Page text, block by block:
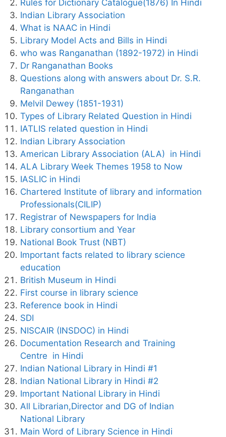
Rules for Dictionary Catalogue(1876) In Hindi
Indian Library Association
What is NAAC in Hindi
Library Model Acts and Bills in Hindi
who was Ranganathan (1892-1972) in Hindi
Dr Ranganathan Books
Questions along with answers about Dr. S.R.
Ranganathan
Melvil Dewey (1851-1931)
Types of Library Related Question in Hindi
IATLIS related question in Hindi
Indian Library Association
American Library Association (ALA) in Hindi
ALA Library Week Themes 1958 to Now
IASLIC in Hindi
Chartered Institute of library and information
Professionals(CILIP)
Registrar of Newspapers for India
Library consortium and Year
National Book Trust (NBT)
Important facts related to library science
education
British Museum in Hindi
First course in library science
Reference book in Hindi
SDI
NISCAIR (INSDOC) in Hindi
Documentation Research and Training
Centre in Hindi
Indian National Library in Hindi #1
Indian National Library in Hindi #2
Important National Library in Hindi
All Librarian,Director and DG of Indian
National Library
Main Word of Library Science in Hindi